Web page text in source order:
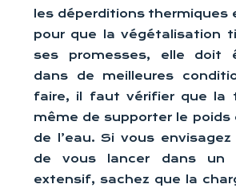
les déperditions thermiques
pour que la végétalisation
ses promesses, elle doit
dans de meilleures
faire, il faut vérifier que la
même de supporter le poids
de l’eau. Si vous
de vous lancer dans un
extensif, sachez que la